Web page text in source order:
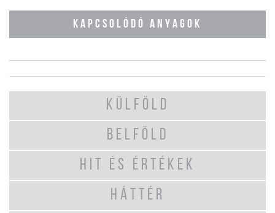
KAPCSOLÓDÓ ANYAGOK
KÜLFÖLD
BELFÖLD
HIT ÉS ÉRTÉKEK
HÁTTÉR